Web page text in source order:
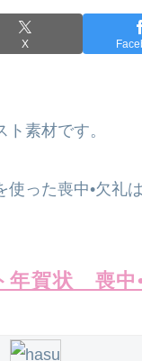
X
素材です。
使った喪中•欠礼
年賀状 喪中